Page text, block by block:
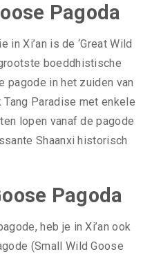
Pagoda
in Xi’an is de ‘Great Wild
boeddhistische
pagode in het zuiden van
Paradise met enkele
lopen vanaf de pagode
Shaanxi historisch
Pagoda
heb je in Xi’an ook
(Small Wild Goose